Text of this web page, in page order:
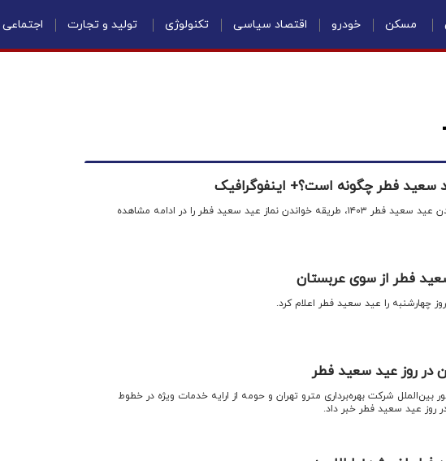
مسکن خودرو اقتصاد سیاسی تکنولوژی تولید و تجارت اجتماعی
سعید فطر چگونه است؟+ اینفوگرافیک
اقتصادنیوز: در آستانه فرا رسیدن عید سعید فطر ۱۴۰۳، طریقه خواندن نماز عید سعید فطر را در ادامه مشاهده
فطر از سوی عربستان
چهارشنبه را عید سعید فطر اعلام کرد.
در روز عید سعید فطر
بین‌الملل شرکت بهره‌برداری مترو تهران و حومه از ارایه خدمات ویژه در خطوط
روز عید سعید فطر خبر داد.